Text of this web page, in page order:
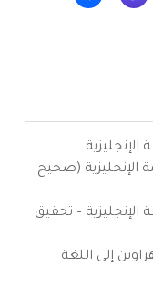
الإنجليزية
الإنجليزية (صحيح
الإنجليزية – تحقيق
إلى اللغة